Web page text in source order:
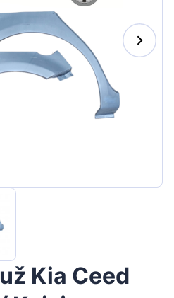
Magyar
Hrvatski
Português
Kia Ceed